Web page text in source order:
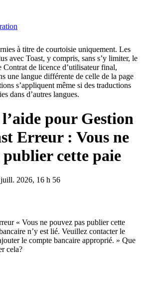
à titre de courtoisie uniquement. Les
avec Toast, y compris, sans s’y limiter, le
de licence d’utilisateur final,
une langue différente de celle de la page
s’appliquent même si des traductions
dans d’autres langues.
pour Gestion
Erreur : Vous ne
publier cette paie
2026, 16 h 56
« Vous ne pouvez pas publier cette
n’y est lié. Veuillez contacter le
le compte bancaire approprié. » Que
cela?